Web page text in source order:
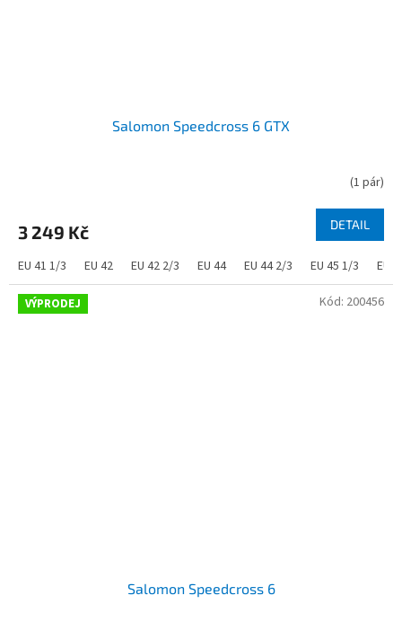
Salomon Speedcross 6 GTX
(1 pár)
3 249 Kč DETAIL
EU 41 1/3 EU 42 EU 42 2/3 EU 44 EU 44 2/3 EU 45 1/3 EU
VÝPRODEJ
Salomon Speedcross 6
Kód: 200456